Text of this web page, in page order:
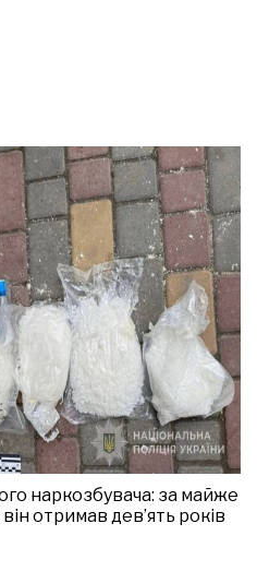
наркозбувача: за майже
отримав дев’ять років